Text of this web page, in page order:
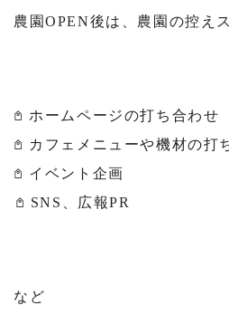
農園OPEN後は、農園の控え
𖤘 ホームページの打ち合わせ
𖤘 カフェメニューや機材の打
𖤘 イベント企画
⁡𖤘 SNS、広報PR
など